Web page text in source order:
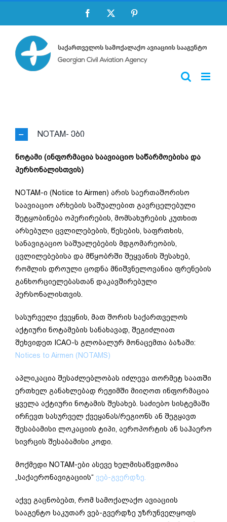
Facebook
NOTAM- ები
ნოტამი (ინფორმაცია საავიაციო საწარმოებისა და
პერსონალისთვის)
NOTAM-ი (Notice to Airmen) არის საერთაშორისო
საავიაციო არხების საშუალებით გავრცელებული
შეტყობინება ოპერირების, მომსახურების კუთხით
არსებული ცვლილებების, წესების, საფრთხის,
სანავიგაციო საშუალებების მდგომარეობის,
ცვლილებებისა და მწყობრში შეყვანის შესახებ,
რომლის დროული ცოდნა მნიშვნელოვანია ფრენების
განხორციელებასთან დაკავშირებული
პერსონალისთვის.
სასურველი ქვეყნის, მათ შორის საქართველოს
აქტიური ნოტამების სანახავად, შეგიძლიათ
შეხვიდეთ ICAO-ს გლობალურ მონაცემთა ბაზაში:
Notices to Airmen (NOTAMS)
აპლიკაცია შესაძლებლობას იძლევა თორმეტ საათში
ერთხელ განახლებად რეჟიმში მიიღოთ ინფორმაცია
ყველა აქტიური ნოტამის შესახებ. საძიებო სისტემაში
ირჩევთ სასურველ ქვეყანას/რეგიონს ან შეგყავთ
შესაბამისი ლოკაციის ტიპი, აეროპორტის ან საჰაერო
სივრცის შესაბამისი კოდი.
მოქმედი NOTAM-ები ასევე ხელმისაწვდომია
„საქაერონავიგაციის“ ვებ-გვერდზე
აქვე გაცნობებთ, რომ სამოქალაქო ავიაციის
სააგენტო საკუთარ ვებ-გვერდზე უზრუნველყოფს